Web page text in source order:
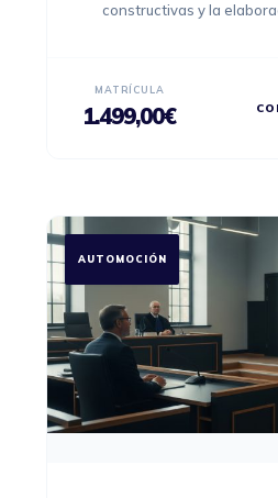
constructivas y la
MATRÍCULA
1.499,00€
AUTOMOCIÓN